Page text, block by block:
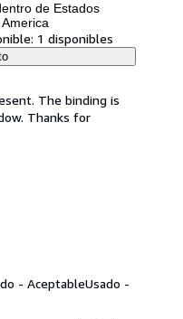
de Estados
1 disponibles
The binding is
Thanks for
- AceptableUsado -